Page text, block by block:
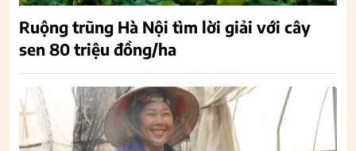
Ruộng trũng Hà Nội tìm lời giải với cây
sen 80 triệu đồng/ha